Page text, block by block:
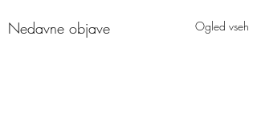
Nedavne objave Ogled vseh